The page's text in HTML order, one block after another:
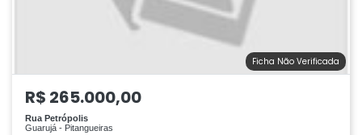
Ficha Não Verificada
R$ 265.000,00
Rua Petrópolis
Guarujá - Pitangueiras